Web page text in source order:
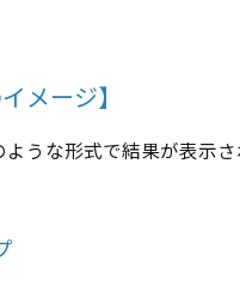
メージ】
うな形式で結果が表示さ